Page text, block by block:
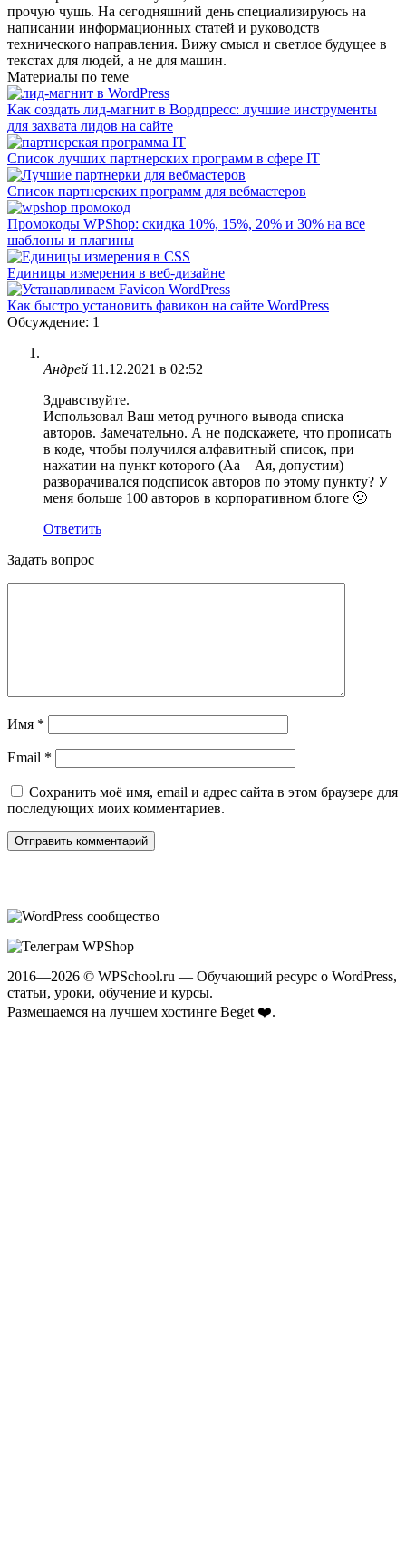
прочую чушь. На сегодняшний день специализируюсь на
написании информационных статей и руководств
технического направления. Вижу смысл и светлое будущее в
текстах для людей, а не для машин.
Материалы по теме
Как создать лид-магнит в Вордпресс: лучшие инструменты
для захвата лидов на сайте
Список лучших партнерских программ в сфере IT
Список партнерских программ для вебмастеров
Промокоды WPShop: скидка 10%, 15%, 20% и 30% на все
шаблоны и плагины
Единицы измерения в веб-дизайне
Как быстро установить фавикон на сайте WordPress
Обсуждение: 1
Андрей 11.12.2021 в 02:52
Здравствуйте.
Использовал Ваш метод ручного вывода списка
авторов. Замечательно. А не подскажете, что прописать
в коде, чтобы получился алфавитный список, при
нажатии на пункт которого (Аа – Ая, допустим)
разворачивался подсписок авторов по этому пункту? У
меня больше 100 авторов в корпоративном блоге 🙁
Ответить
Задать вопрос
Имя *
Email *
Сохранить моё имя, email и адрес сайта в этом браузере для
последующих моих комментариев.
2016—2026 © WPSchool.ru — Обучающий ресурс о WordPress,
статьи, уроки, обучение и курсы.
Размещаемся на лучшем хостинге Beget ❤️.